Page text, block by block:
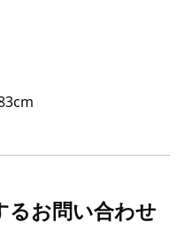
るお問い合わせ